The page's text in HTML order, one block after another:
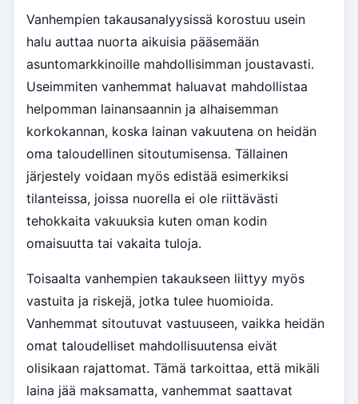
Vanhempien takausanalyysissä korostuu usein
halu auttaa nuorta aikuisia pääsemään
asuntomarkkinoille mahdollisimman joustavasti.
Useimmiten vanhemmat haluavat mahdollistaa
helpomman lainansaannin ja alhaisemman
korkokannan, koska lainan vakuutena on heidän
oma taloudellinen sitoutumisensa. Tällainen
järjestely voidaan myös edistää esimerkiksi
tilanteissa, joissa nuorella ei ole riittävästi
tehokkaita vakuuksia kuten oman kodin
omaisuutta tai vakaita tuloja.
Toisaalta vanhempien takaukseen liittyy myös
vastuita ja riskejä, jotka tulee huomioida.
Vanhemmat sitoutuvat vastuuseen, vaikka heidän
omat taloudelliset mahdollisuutensa eivät
olisikaan rajattomat. Tämä tarkoittaa, että mikäli
laina jää maksamatta, vanhemmat saattavat